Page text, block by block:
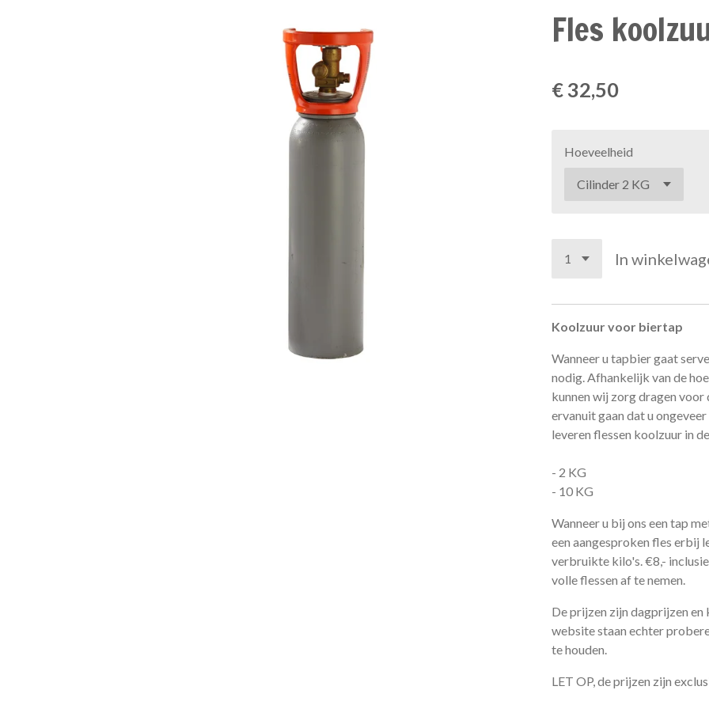
Fles
€ 32,50
Hoeveelheid
In
Koolzuur voor biertap
Wanneer u tapbier gaat
nodig. Afhankelijk van de
kunnen wij zorg dragen
ervanuit gaan dat u
leveren flessen koolzuur in
- 2 KG
- 10 KG
Wanneer u bij ons een tap
een aangesproken fles erbij
verbruikte kilo's. €8,-
volle flessen af te nemen.
De prijzen zijn dagprijzen en
website staan echter
te houden.
LET OP, de prijzen zijn